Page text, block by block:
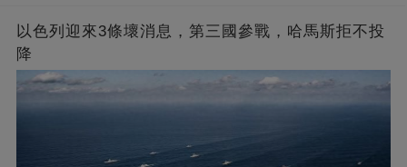
以色列迎來3條壞消息，第三國參戰，哈馬斯拒不投
降